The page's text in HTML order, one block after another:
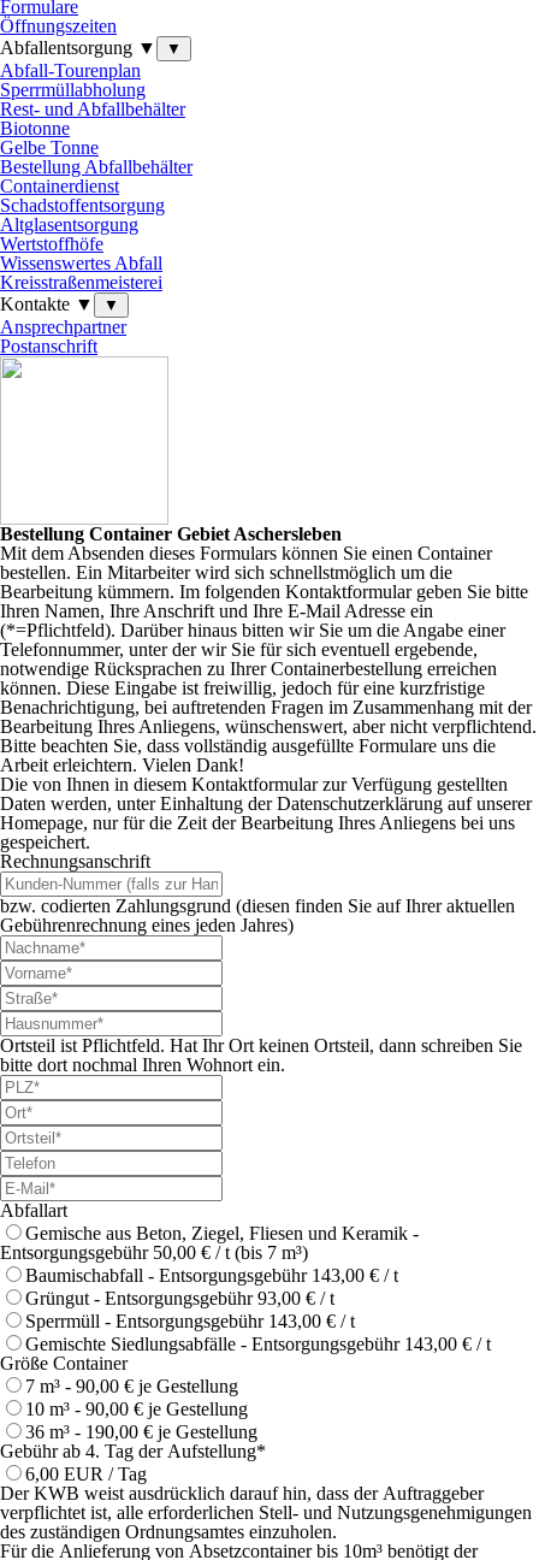
Formulare
Öffnungszeiten
Abfallentsorgung ▼
▼
Abfall-Tourenplan
Sperrmüllabholung
Rest- und Abfallbehälter
Biotonne
Gelbe Tonne
Bestellung Abfallbehälter
Containerdienst
Schadstoffentsorgung
Altglasentsorgung
Wertstoffhöfe
Wissenswertes Abfall
Kreisstraßenmeisterei
Kontakte ▼
▼
Ansprechpartner
Postanschrift
Bestellung Container Gebiet Aschersleben
Mit dem Absenden dieses Formulars können Sie einen Container
bestellen. Ein Mitarbeiter wird sich schnellstmöglich um die
Bearbeitung kümmern. Im folgenden Kontaktformular geben Sie bitte
Ihren Namen, Ihre Anschrift und Ihre E-Mail Adresse ein
(*=Pflichtfeld). Darüber hinaus bitten wir Sie um die Angabe einer
Telefonnummer, unter der wir Sie für sich eventuell ergebende,
notwendige Rücksprachen zu Ihrer Containerbestellung erreichen
können. Diese Eingabe ist freiwillig, jedoch für eine kurzfristige
Benachrichtigung, bei auftretenden Fragen im Zusammenhang mit der
Bearbeitung Ihres Anliegens, wünschenswert, aber nicht verpflichtend.
Bitte beachten Sie, dass vollständig ausgefüllte Formulare uns die
Arbeit erleichtern. Vielen Dank!
Die von Ihnen in diesem Kontaktformular zur Verfügung gestellten
Daten werden, unter Einhaltung der Datenschutzerklärung auf unserer
Homepage, nur für die Zeit der Bearbeitung Ihres Anliegens bei uns
gespeichert.
Rechnungsanschrift
bzw. codierten Zahlungsgrund (diesen finden Sie auf Ihrer aktuellen
Gebührenrechnung eines jeden Jahres)
Ortsteil ist Pflichtfeld. Hat Ihr Ort keinen Ortsteil, dann schreiben Sie
bitte dort nochmal Ihren Wohnort ein.
Abfallart
Gemische aus Beton, Ziegel, Fliesen und Keramik -
Entsorgungsgebühr 50,00 € / t (bis 7 m³)
Baumischabfall - Entsorgungsgebühr 143,00 € / t
Grüngut - Entsorgungsgebühr 93,00 € / t
Sperrmüll - Entsorgungsgebühr 143,00 € / t
Gemischte Siedlungsabfälle - Entsorgungsgebühr 143,00 € / t
Größe Container
7 m³ - 90,00 € je Gestellung
10 m³ - 90,00 € je Gestellung
36 m³ - 190,00 € je Gestellung
Gebühr ab 4. Tag der Aufstellung*
6,00 EUR / Tag
Der KWB weist ausdrücklich darauf hin, dass der Auftraggeber
verpflichtet ist, alle erforderlichen Stell- und Nutzungsgenehmigungen
des zuständigen Ordnungsamtes einzuholen.
Für die Anlieferung von Absetzcontainer bis 10m³ benötigt der